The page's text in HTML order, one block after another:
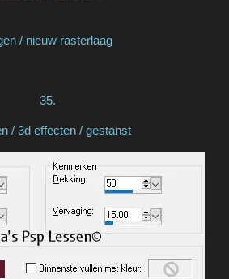
/ nieuw rasterlaag
35.
/ 3d effecten / gestanst